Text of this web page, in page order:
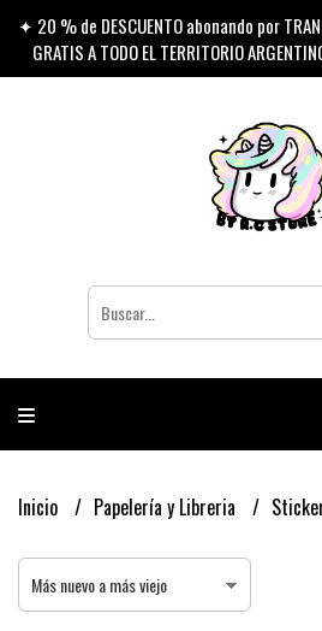
✦ 20 % de DESCUENTO abonando por
GRATIS A TODO EL TERRITORIO
Inicio Papelería y Libreria